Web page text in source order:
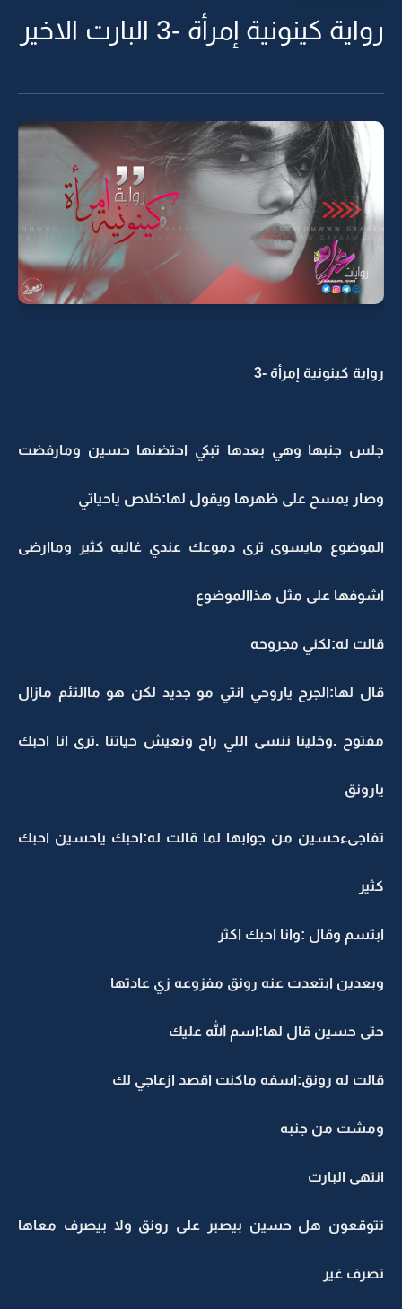
رواية كينونية إمرأة -3 البارت الاخير
رواية كينونية إمرأة -3
جلس جنبها وهي بعدها تبكي احتضنها حسين ومارفضت
وصار يمسح على ظهرها ويقول لها:خلاص ياحياتي
الموضوع مايسوى ترى دموعك عندي غاليه كثير وماارضى
اشوفها على مثل هذاالموضوع
قالت له:لكني مجروحه
قال لها:الجرح ياروحي انتي مو جديد لكن هو ماالتئم مازال
مفتوح .وخلينا ننسى اللي راح ونعيش حياتنا .ترى انا احبك
يارونق
تفاجىءحسين من جوابها لما قالت له:احبك ياحسين احبك
كثير
ابتسم وقال :وانا احبك اكثر
وبعدين ابتعدت عنه رونق مفزوعه زي عادتها
حتى حسين قال لها:اسم الله عليك
قالت له رونق:اسفه ماكنت اقصد ازعاجي لك
ومشت من جنبه
انتهى البارت
تتوقعون هل حسين بيصبر على رونق ولا بيصرف معاها
تصرف غير